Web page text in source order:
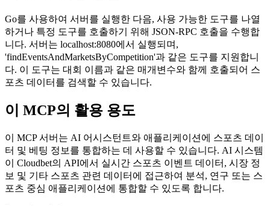
Go를 사용하여 서버를 실행한 다음, 사용 가능한 도구를 나열
하거나 특정 도구를 호출하기 위해 JSON-RPC 호출을 수행합
니다. 서버는 localhost:8080에서 실행되며,
'findEventsAndMarketsByCompetition'과 같은 도구를 지원합니
다. 이 도구는 대회 이름과 같은 매개변수와 함께 호출되어 스
포츠 데이터를 검색할 수 있습니다.
이 MCP의 활용 용도
이 MCP 서버는 AI 어시스턴트와 애플리케이션에 스포츠 데이
터 및 베팅 정보를 통합하는 데 사용할 수 있습니다. AI 시스템
이 Cloudbet의 API에서 실시간 스포츠 이벤트 데이터, 시장 정
보 및 기타 스포츠 관련 데이터에 접근하여 분석, 연구 또는 스
포츠 중심 애플리케이션에 통합할 수 있도록 합니다.